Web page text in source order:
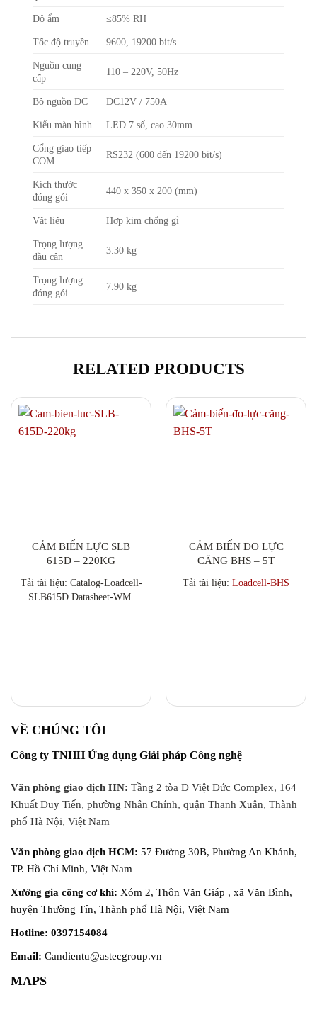
Độ ẩm ≤85% RH
Tốc độ truyền 9600, 19200 bit/s
Nguồn cung
cấp
110 – 220V, 50Hz
Bộ nguồn DC DC12V / 750A
Kiểu màn hình LED 7 số, cao 30mm
Cổng giao tiếp
COM
RS232 (600 đến 19200 bit/s)
Kích thước
đóng gói
440 x 350 x 200 (mm)
Vật liệu Hợp kim chống gỉ
Trọng lượng
đầu cân
3.30 kg
Trọng lượng
đóng gói
7.90 kg
RELATED PRODUCTS
CẢM BIẾN LỰC SLB
615D – 220KG
Tải tài liệu: Catalog-Loadcell-
SLB615D Datasheet-WM-
CẢM BIẾN ĐO LỰC
CĂNG BHS – 5T
Tải tài liệu: Loadcell-BHS
VỀ CHÚNG TÔI
Công ty TNHH Ứng dụng Giải pháp Công nghệ
Văn phòng giao dịch HN: Tầng 2 tòa D Việt Đức Complex, 164
Khuất Duy Tiến, phường Nhân Chính, quận Thanh Xuân, Thành
phố Hà Nội, Việt Nam
Văn phòng giao dịch HCM: 57 Đường 30B, Phường An Khánh,
TP. Hồ Chí Minh, Việt Nam
Xưởng gia công cơ khí: Xóm 2, Thôn Văn Giáp , xã Văn Bình,
huyện Thường Tín, Thành phố Hà Nội, Việt Nam
Hotline: 0397154084
Email: Candientu@astecgroup.vn
MAPS